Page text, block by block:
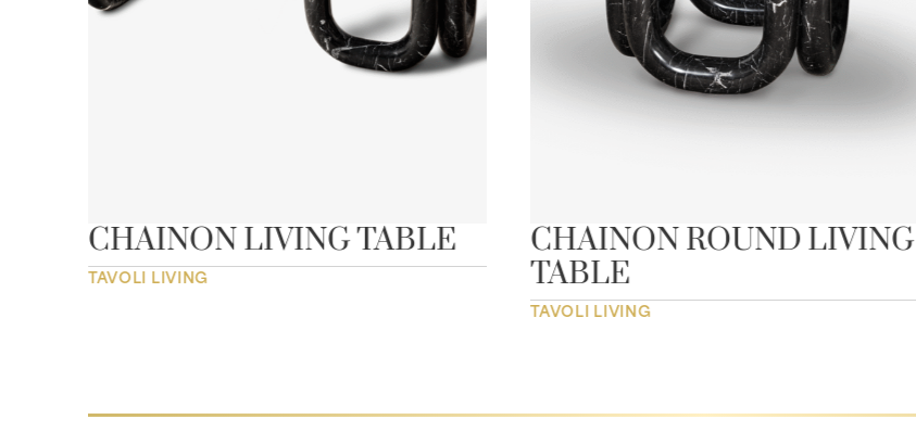
CHAINON LIVING TABLE
TAVOLI LIVING
CHAINON ROUND LIVING
TABLE
TAVOLI LIVING